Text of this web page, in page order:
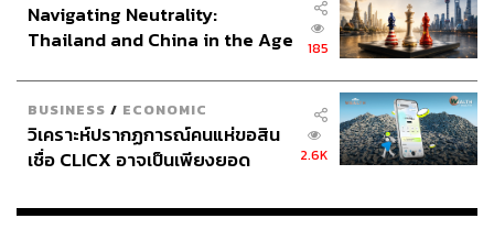
Navigating Neutrality:
Thailand and China in the Age
185
BUSINESS / ECONOMIC
วิเคราะห์ปรากฏการณ์คนแห่ขอสิน
เชื่อ CLICX อาจเป็นเพียงยอด
เรือนไทยที่ถูกซุกไว้
2.6K